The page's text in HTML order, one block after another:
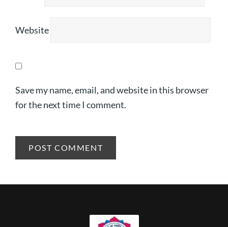
Website
Save my name, email, and website in this browser
for the next time I comment.